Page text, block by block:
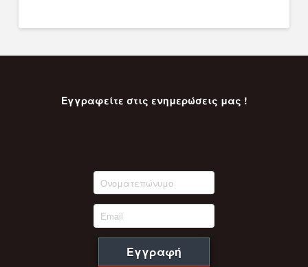
Εγγραφείτε στις ενημερώσεις μας !
Εγγραφή